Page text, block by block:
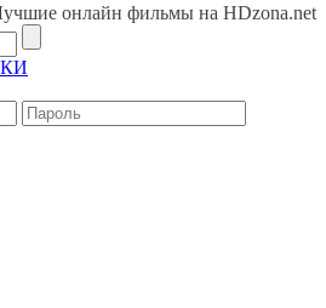
онлайн фильмы на HDzona.net